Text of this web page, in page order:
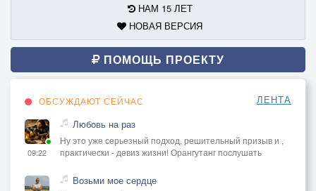
НАМ 15 ЛЕТ
НОВАЯ ВЕРСИЯ
ПОМОЩЬ ПРОЕКТУ
ОБСУЖДАЮТ СЕЙЧАС ЛЕНТА
09:22
Любовь на раз
Ну это уже серьезный подход, решительный призыв и ,
практически - девиз жизни! Орангутанг послушать
Возьми мое сердце